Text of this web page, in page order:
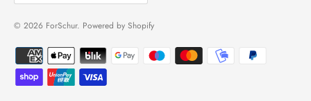
© 2026 ForSchur. Powered by Shopify